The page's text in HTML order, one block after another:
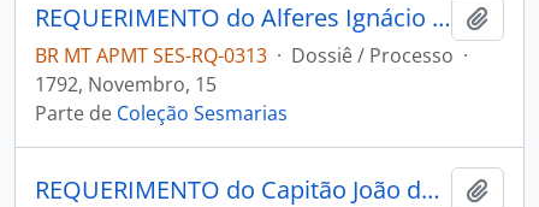
REQUERIMENTO do Alferes Ignácio de Souza de Oliveira ao Governador e Capitão-General da Capitania de Mato Grosso João de Albuquerque de Melo Pereira e Cáceres.
BR MT APMT SES-RQ-0313 · Dossiê / Processo ·
1792, Novembro, 15
Parte de Coleção Sesmarias
REQUERIMENTO do Capitão João de Souza Canavarros ao Governador e Capitão-General da Capitania de Mato Grosso João de Albuquerque de Melo Pereira e Cáceres.